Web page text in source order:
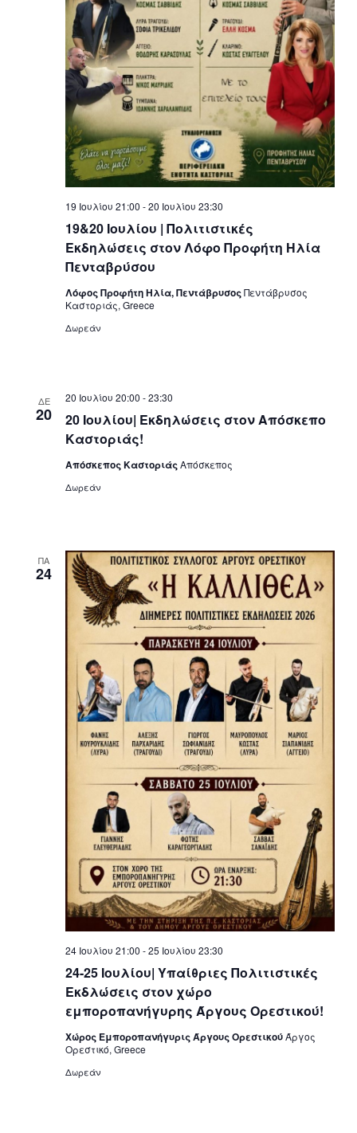
19&20 Ιουλίου | Πολιτιστικές
Εκδηλώσεις στον Λόφο Προφήτη Ηλία
Πενταβρύσου
19 Ιουλίου 21:00 -20 Ιουλίου 23:30
Λόφος Προφήτη Ηλία, ΠεντάβρυσοςΠεντάβρυσος
Καστοριάς, Greece
Δωρεάν
ΔΕ
20
20 Ιουλίου| Εκδηλώσεις στον Απόσκεπο
Καστοριάς!
20 Ιουλίου 20:00 -23:30
Απόσκεπος ΚαστοριάςΑπόσκεπος
Δωρεάν
ΠΑ
24
24-25 Ιουλίου| Υπαίθριες Πολιτιστικές
Εκδλώσεις στον χώρο
εμποροπανήγυρης Άργους Ορεστικού!
24 Ιουλίου 21:00 -25 Ιουλίου 23:30
Χώρος Εμποροπανήγυρις Άργους ΟρεστικούΆργος
Ορεστικό, Greece
Δωρεάν